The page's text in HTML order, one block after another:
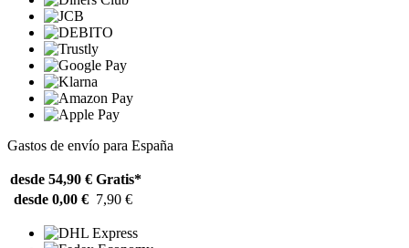
Gastos de envío para España
desde 54,90 € Gratis*
desde 0,00 € 7,90 €